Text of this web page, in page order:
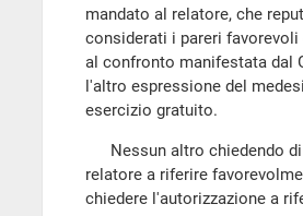
mandato al relatore, che
considerati i pareri
al confronto manifestata dal
l'altro espressione del
esercizio gratuito.
Nessun altro chiedendo di
relatore a riferire
chiedere l'autorizzazione a